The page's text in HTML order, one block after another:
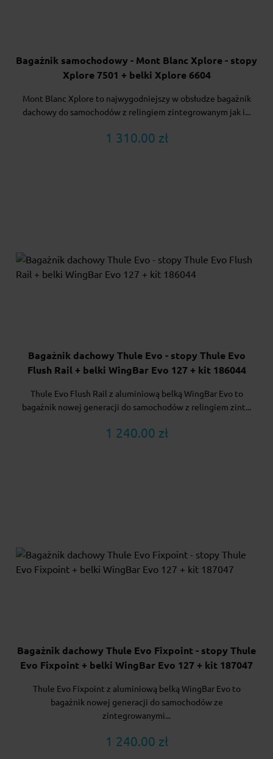
Bagażnik samochodowy - Mont Blanc Xplore - stopy
Xplore 7501 + belki Xplore 6604
Mont Blanc Xplore to najwygodniejszy w obsłudze bagażnik
dachowy do samochodów z relingiem zintegrowanym jak i...
1 310.00 zł
Bagażnik dachowy Thule Evo - stopy Thule Evo
Flush Rail + belki WingBar Evo 127 + kit 186044
Thule Evo Flush Rail z aluminiową belką WingBar Evo to
bagażnik nowej generacji do samochodów z relingiem zint...
1 240.00 zł
Bagażnik dachowy Thule Evo Fixpoint - stopy Thule
Evo Fixpoint + belki WingBar Evo 127 + kit 187047
Thule Evo Fixpoint z aluminiową belką WingBar Evo to
bagażnik nowej generacji do samochodów ze
zintegrowanymi...
1 240.00 zł